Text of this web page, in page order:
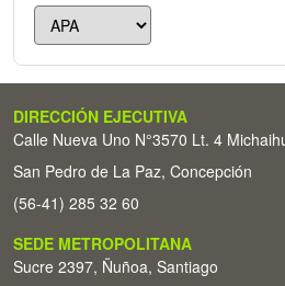
DIRECCIÓN EJECUTIVA
Calle Nueva Uno N°3570 Lt. 4
San Pedro de La Paz, Concepción
(56-41) 285 32 60
SEDE METROPOLITANA
Sucre 2397, Ñuñoa, Santiago